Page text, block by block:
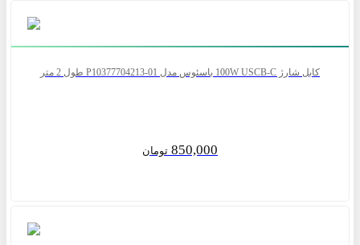
کابل شارژ 100W USCB-C باسئوس مدل P10377704213-01 طول 2 متر
850,000 تومان